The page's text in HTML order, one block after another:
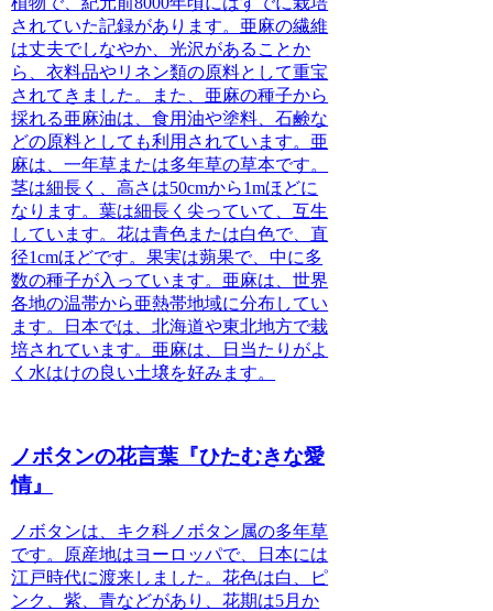
されていた記録があります。亜麻の繊維
は丈夫でしなやか、光沢があることか
ら、衣料品やリネン類の原料として重宝
されてきました。また、亜麻の種子から
採れる亜麻油は、食用油や塗料、石鹸な
どの原料としても利用されています。 亜
麻は、一年草または多年草の草本です。
茎は細長く、高さは50cmから1mほどに
なります。葉は細長く尖っていて、互生
しています。花は青色または白色で、直
径1cmほどです。果実は蒴果で、中に多
数の種子が入っています。 亜麻は、世界
各地の温帯から亜熱帯地域に分布してい
ます。日本では、北海道や東北地方で栽
培されています。亜麻は、日当たりがよ
く水はけの良い土壌を好みます。
ノボタンの花言葉『ひたむきな愛
情』
ノボタンは、キク科ノボタン属の多年草
です。原産地はヨーロッパで、日本には
江戸時代に渡来しました。花色は白、ピ
ンク、紫、青などがあり、花期は5月か